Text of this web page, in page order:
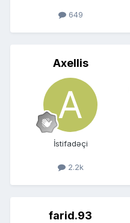
649
Axellis
İstifadəçi
2.2k
farid.93